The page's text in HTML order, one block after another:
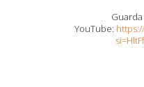
YouTube: